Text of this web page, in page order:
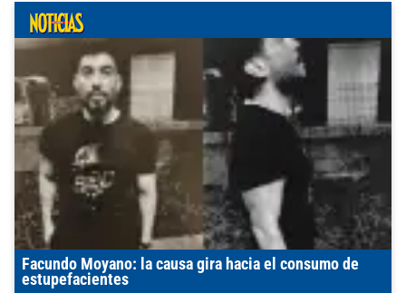
Facundo Moyano: la causa gira hacia el consumo de
estupefacientes